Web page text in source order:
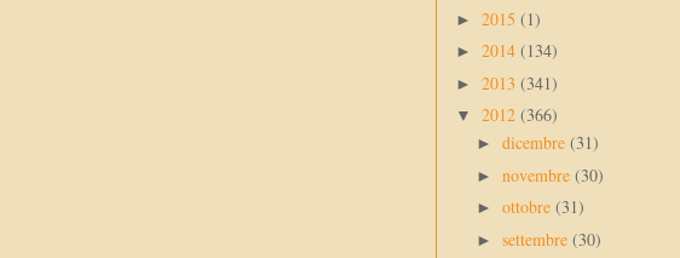
► 2015 (1)
► 2014 (134)
► 2013 (341)
▼ 2012 (366)
► dicembre (31)
► novembre (30)
► ottobre (31)
► settembre (30)